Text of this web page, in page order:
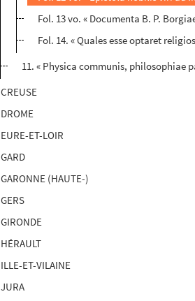
Fol. 13 vo. « Documenta B. P.
Fol. 14. « Quales esse optaret
11. « Physica communis, philosophiae
CREUSE
DROME
EURE-ET-LOIR
GARD
GARONNE (HAUTE-)
GERS
GIRONDE
HÉRAULT
ILLE-ET-VILAINE
JURA